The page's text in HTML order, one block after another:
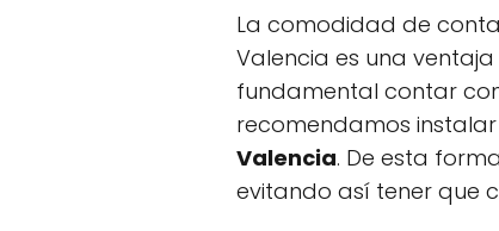
La comodidad de
Valencia es una
fundamental contar
recomendamos
Valencia. De esta
evitando así tener que